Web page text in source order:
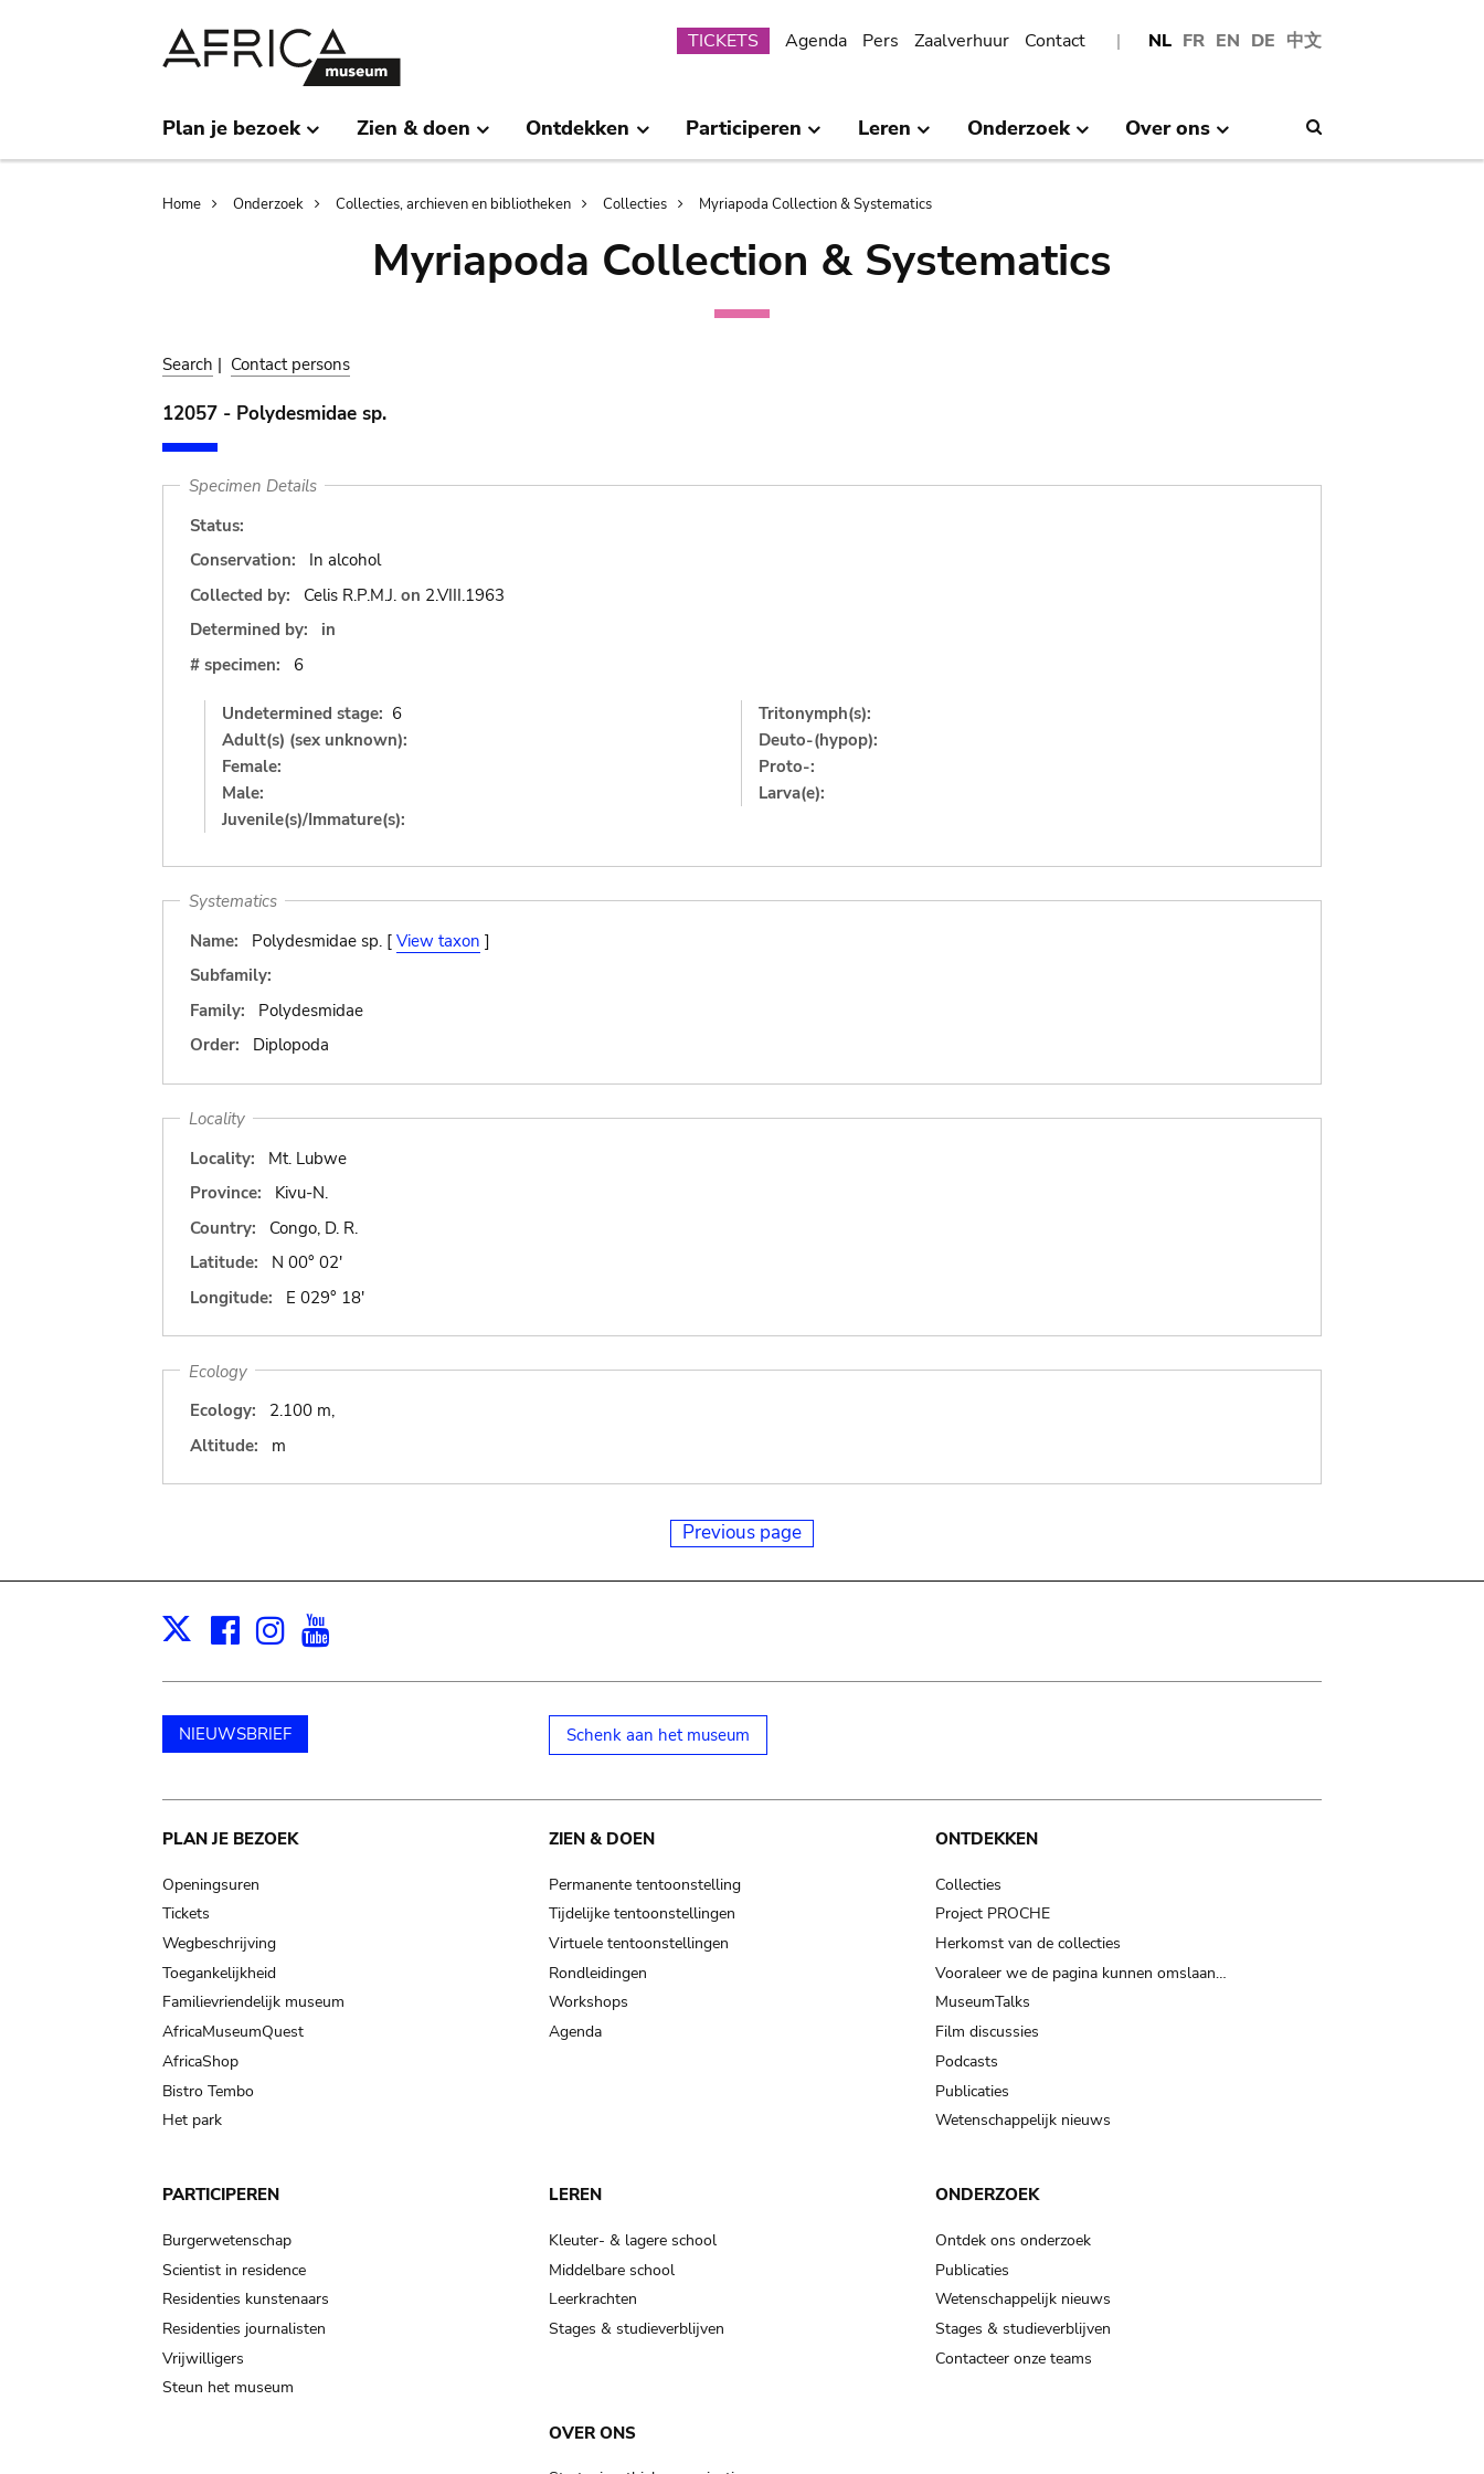
NL FR EN DE 中文
Submenu
TICKETS Agenda Pers Zaalverhuur Contact
Plan je bezoek Zien & doen Ontdekken Participeren Leren Onderzoek Over ons
Breadcrumb
Home Onderzoek Collecties, archieven en bibliotheken Collecties Myriapoda Collection & Systematics
Myriapoda Collection & Systematics
Search | Contact persons
12057 - Polydesmidae sp.
Specimen Details
Status:
Conservation:
In alcohol
Collected by:
Celis R.P.M.J. on 2.VIII.1963
Determined by:
in
# specimen:
6
Undetermined stage: 6
Adult(s) (sex unknown):
Female:
Male:
Juvenile(s)/Immature(s):
Tritonymph(s):
Deuto-(hypop):
Proto-:
Larva(e):
Systematics
Name:
Polydesmidae sp. [ View taxon ]
Subfamily:
Family:
Polydesmidae
Order:
Diplopoda
Locality
Locality:
Mt. Lubwe
Province:
Kivu-N.
Country:
Congo, D. R.
Latitude:
N 00° 02'
Longitude:
E 029° 18'
Ecology
Ecology:
2.100 m,
Altitude:
m
Previous page
X Facebook
Instagram
NIEUWSBRIEF Schenk aan het museum
Main
navigation
PLAN JE BEZOEK
Openingsuren
Tickets
Wegbeschrijving
Toegankelijkheid
Familievriendelijk museum
AfricaMuseumQuest
AfricaShop
Bistro Tembo
Het park
ZIEN & DOEN
Permanente tentoonstelling
Tijdelijke tentoonstellingen
Virtuele tentoonstellingen
Rondleidingen
Workshops
Agenda
ONTDEKKEN
Collecties
Project PROCHE
Herkomst van de collecties
Vooraleer we de pagina kunnen omslaan…
MuseumTalks
Film discussies
Podcasts
Publicaties
Wetenschappelijk nieuws
PARTICIPEREN
Burgerwetenschap
Scientist in residence
Residenties kunstenaars
Residenties journalisten
Vrijwilligers
Steun het museum
LEREN
Kleuter- & lagere school
Middelbare school
Leerkrachten
Stages & studieverblijven
ONDERZOEK
Ontdek ons onderzoek
Publicaties
Wetenschappelijk nieuws
Stages & studieverblijven
Contacteer onze teams
OVER ONS